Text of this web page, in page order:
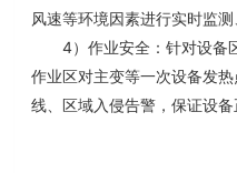
风速等环境因素进行实时监测
4）作业安全：针对设备
作业区对主变等一次设备发
线、区域入侵告警，保证设备